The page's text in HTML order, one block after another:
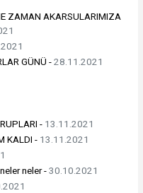
ZAMAN AKARSULARIMIZA
GÜNÜ -28.11.2021
- 13.11.2021
KALDI - 13.11.2021
neler -30.10.2021